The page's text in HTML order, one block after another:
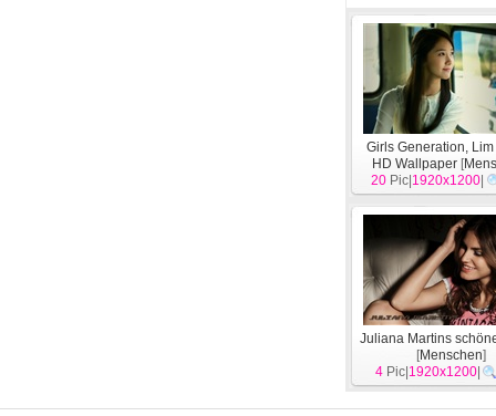
Girls Generation,
HD Wallpaper [
20 Pic| 1920x1200
Juliana Martins
[Menschen]
4 Pic| 1920x1200